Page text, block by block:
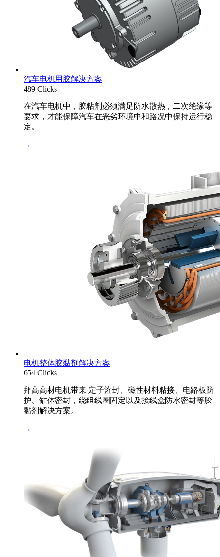
汽车电机用胶解决方案
489 Clicks
在汽车电机中，胶粘剂必须满足防水散热，二次绝缘等
要求，才能保障汽车在恶劣环境中和路况中保持运行稳
定。
→
电机整体胶黏剂解决方案
654 Clicks
拜高高材电机带来 定子灌封、磁性材料粘接、电路板防
护、缸体密封，绕组线圈固定以及接线盒防水密封等胶
黏剂解决方案。
→